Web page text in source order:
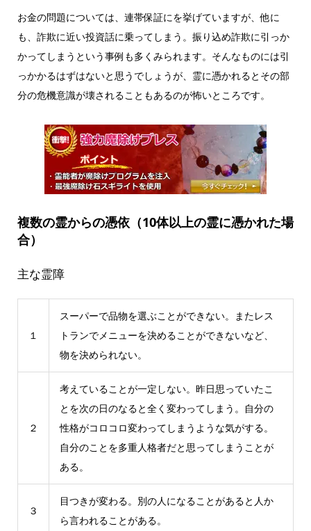
お金の問題については、連帯保証にを挙げていますが、他に
も、詐欺に近い投資話に乗ってしまう。振り込め詐欺に引っか
かってしまうという事例も多くみられます。そんなものには引
っかかるはずはないと思うでしょうが、霊に憑かれるとその部
分の危機意識が壊されることもあるのが怖いところです。
複数の霊からの憑依（10体以上の霊に憑かれた場
合）
主な霊障
１
スーパーで品物を選ぶことができない。またレス
トランでメニューを決めることができないなど、
物を決められない。
２
考えていることが一定しない。昨日思っていたこ
とを次の日のなると全く変わってしまう。自分の
性格がコロコロ変わってしまうような気がする。
自分のことを多重人格者だと思ってしまうことが
ある。
３
目つきが変わる。別の人になることがあると人か
ら言われることがある。